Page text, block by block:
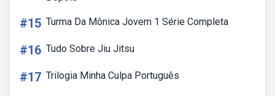
#15 Turma Da Mônica Jovem 1 Série Completa
#16 Tudo Sobre Jiu Jitsu
#17 Trilogia Minha Culpa Português